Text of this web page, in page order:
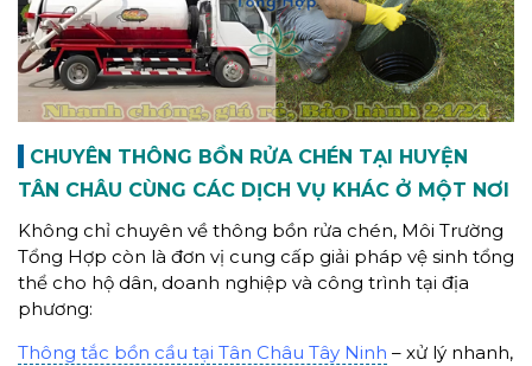
CHUYÊN THÔNG BỒN RỬA CHÉN TẠI HUYỆN
TÂN CHÂU CÙNG CÁC DỊCH VỤ KHÁC Ở MỘT NƠI
Không chỉ chuyên về thông bồn rửa chén, Môi Trường
Tổng Hợp còn là đơn vị cung cấp giải pháp vệ sinh tổng
thể cho hộ dân, doanh nghiệp và công trình tại địa
phương:
Thông tắc bồn cầu tại Tân Châu Tây Ninh – xử lý nhanh,